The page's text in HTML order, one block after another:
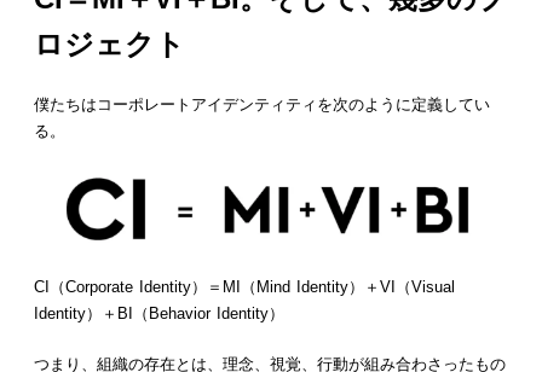
ロジェクト
僕たちはコーポレートアイデンティティを次のように定義してい
る。
CI（Corporate Identity）＝MI（Mind Identity）＋VI（Visual
Identity）＋BI（Behavior Identity）
つまり、組織の存在とは、理念、視覚、行動が組み合わさったもの